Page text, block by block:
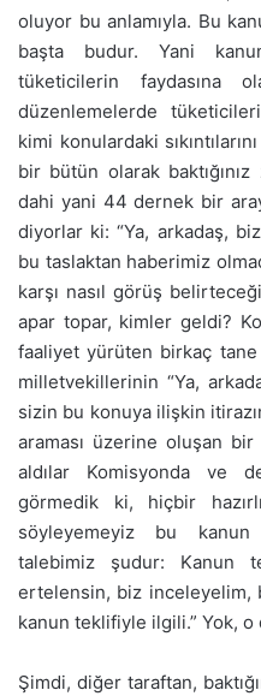
oluyor bu anlamıyla. Bu
başta budur. Yani
tüketicilerin faydasına
düzenlemelerde
kimi konulardaki
bir bütün olarak
dahi yani 44 dernek bir
diyorlar ki: “Ya, arkadaş,
bu taslaktan haberimiz
karşı nasıl görüş
apar topar, kimler geldi?
faaliyet yürüten birkaç
milletvekillerinin “Ya,
sizin bu konuya ilişkin
araması üzerine oluşan
aldılar Komisyonda ve
görmedik ki, hiçbir
söyleyemeyiz bu kanun
talebimiz şudur: Kanun
ertelensin, biz inceleyelim,
kanun teklifiyle ilgili.” Yok, o
Şimdi, diğer taraftan,